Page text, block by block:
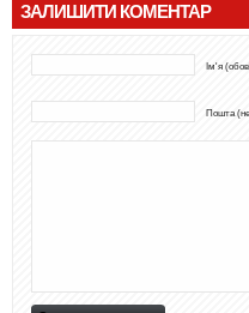
ЗАЛИШИТИ КОМЕНТАР
Ім'я
Пошта